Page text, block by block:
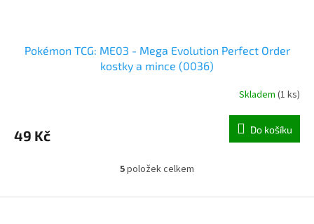
Pokémon TCG: ME03 - Mega Evolution Perfect Order
kostky a mince (0036)
Skladem (1 ks)
49 Kč Do košíku
O
l
5položek celkem